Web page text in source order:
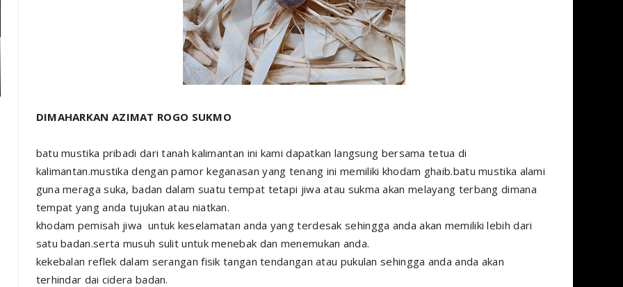
DIMAHARKAN AZIMAT ROGO SUKMO
batu mustika pribadi dari tanah kalimantan ini kami dapatkan langsung bersama tetua di
kalimantan.mustika dengan pamor keganasan yang tenang ini memiliki khodam ghaib.batu mustika alami
guna meraga suka, badan dalam suatu tempat tetapi jiwa atau sukma akan melayang terbang dimana
tempat yang anda tujukan atau niatkan.
khodam pemisah jiwa untuk keselamatan anda yang terdesak sehingga anda akan memiliki lebih dari
satu badan.serta musuh sulit untuk menebak dan menemukan anda.
kekebalan reflek dalam serangan fisik tangan tendangan atau pukulan sehingga anda anda akan
terhindar dai cidera badan.